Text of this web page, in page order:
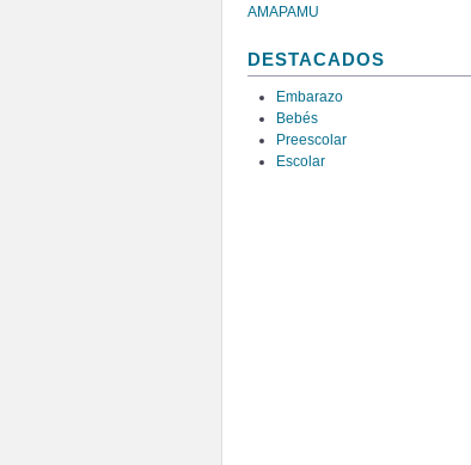
AMAPAMU
DESTACADOS
Embarazo
Bebés
Preescolar
Escolar